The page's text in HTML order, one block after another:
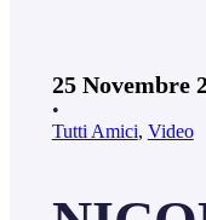
25 Novembre
•
Tutti Amici, Video